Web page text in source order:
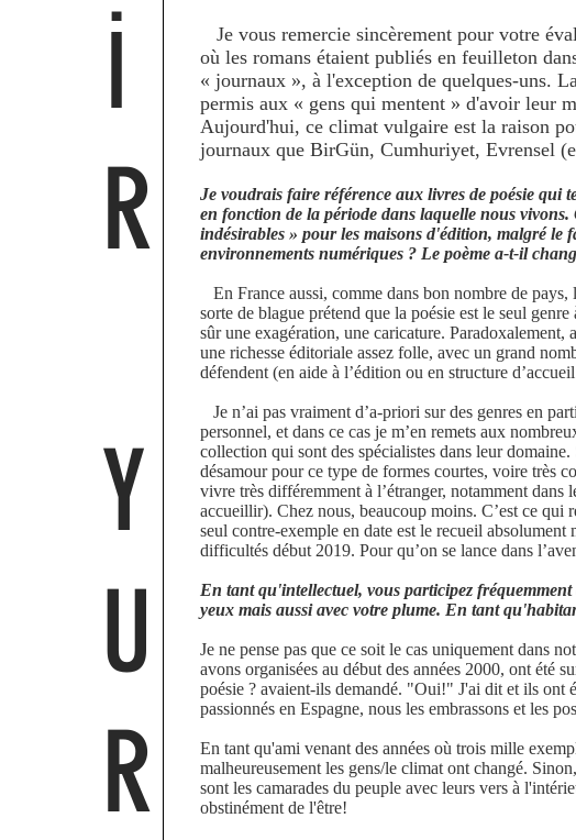
Je vous remercie sincèrement pour votre
où les romans étaient publiés en feuilleton
« journaux », à l'exception de quelques-uns.
permis aux « gens qui mentent » d'avoir leur
Aujourd'hui, ce climat vulgaire est la raison
journaux que BirGün, Cumhuriyet, Evrensel
Je voudrais faire référence aux livres de poésie qui
en fonction de la période dans laquelle nous vivons.
indésirables » pour les maisons d'édition, malgré le
environnements numériques ? Le poème a-t-il
En France aussi, comme dans bon nombre de
sorte de blague prétend que la poésie est le seul
sûr une exagération, une caricature.
une richesse éditoriale assez folle, avec un grand
défendent (en aide à l’édition ou en structure
Je n’ai pas vraiment d’a-priori sur des genres en
personnel, et dans ce cas je m’en remets aux
collection qui sont des spécialistes dans leur
désamour pour ce type de formes courtes, voire très
vivre très différemment à l’étranger, notamment
accueillir). Chez nous, beaucoup moins. C’est ce
seul contre-exemple en date est le recueil
difficultés début 2019. Pour qu’on se lance dans
En tant qu'intellectuel, vous participez
yeux mais aussi avec votre plume. En tant
Je ne pense pas que ce soit le cas uniquement dans
avons organisées au début des années 2000, ont été
poésie ? avaient-ils demandé. "Oui!" J'ai dit et ils ont
passionnés en Espagne, nous les embrassons et les
En tant qu'ami venant des années où trois mille
malheureusement les gens/le climat ont changé.
sont les camarades du peuple avec leurs vers à
obstinément de l'être!
İ
R
Y
U
R